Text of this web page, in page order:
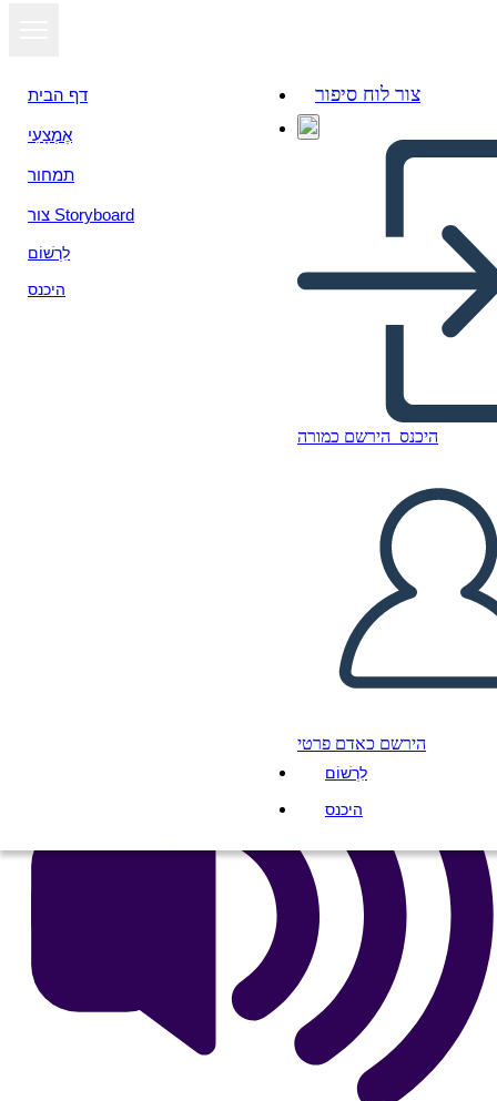
דף הבית
אֶמְצָעִי
תמחור
צור Storyboard
לִרְשׁוֹם
היכנס
צור לוח סיפור
היכנס הירשם כמורה
הירשם כאדם פרטי
לִרְשׁוֹם
היכנס
Untitled Storyboard